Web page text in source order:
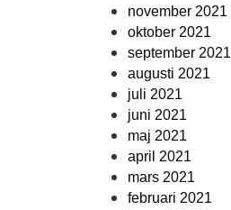
november 2021
oktober 2021
september 2021
augusti 2021
juli 2021
juni 2021
maj 2021
april 2021
mars 2021
februari 2021